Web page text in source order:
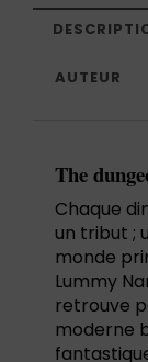
AUTEUR
The
Chaque
un tribut ;
monde
Lummy
retrouve
moderne